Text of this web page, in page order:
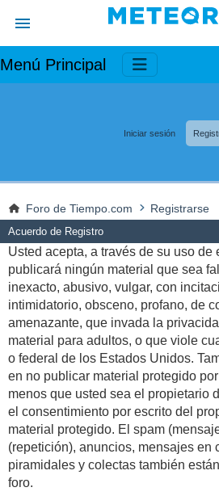
Menú Principal
Iniciar sesión
Foro de Tiempo.com Registrarse
Acuerdo de Registro
Usted acepta, a través de su uso de
publicará ningún material que sea
inexacto, abusivo, vulgar, con
intimidatorio, obsceno, profano, de
amenazante, que invada la
material para adultos, o que viole
o federal de los Estados Unidos.
en no publicar material protegido
menos que usted sea el propietario
el consentimiento por escrito del
material protegido. El spam
(repetición), anuncios, mensajes en
piramidales y colectas también
foro.